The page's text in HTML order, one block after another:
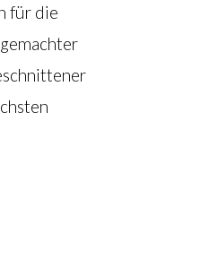
für die